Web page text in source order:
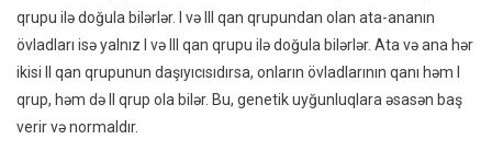
qrupu ilə doğula bilərlər. I və III qan qrupundan olan ata-ananın
övladları isə yalnız I və III qan qrupu ilə doğula bilərlər. Ata və ana hər
ikisi II qan qrupunun daşıyıcısıdırsa, onların övladlarının qanı həm I
qrup, həm də II qrup ola bilər. Bu, genetik uyğunluqlara əsasən baş
verir və normaldır.